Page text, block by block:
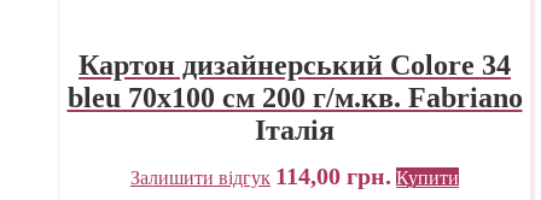
Картон дизайнерський Colore 34
bleu 70х100 см 200 г/м.кв. Fabriano
Італія
Залишити відгук 114,00 грн. Купити